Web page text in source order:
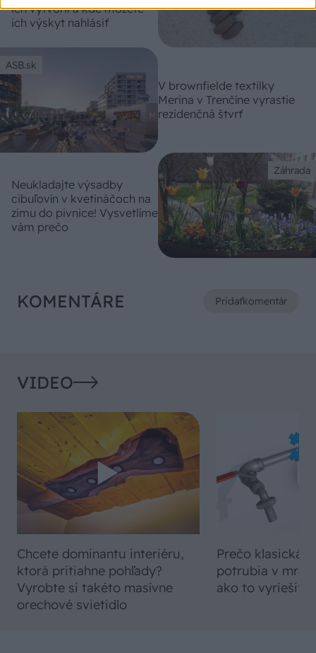
ich vytvoril a kde môžete
ich výskyt nahlásiť
ASB.sk
V brownfielde textilky
Merina v Trenčíne vyrastie
rezidenčná štvrť
Záhrada
Neukladajte výsadby
cibuľovín v kvetináčoch na
zimu do pivnice! Vysvetlíme
vám prečo
KOMENTÁRE Pridaťkomentár
VIDEO
Chcete dominantu interiéru,
ktorá pritiahne pohľady?
Vyrobte si takéto masívne
orechové svietidlo
Prečo klasická
potrubia v
ako to vyriešiť